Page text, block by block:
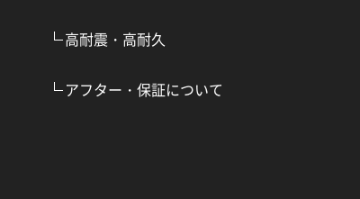
高耐震・高耐久
アフター・保証について